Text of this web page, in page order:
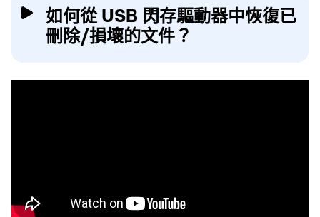
如何從 USB 閃存驅動器中恢復已
刪除/損壞的文件？